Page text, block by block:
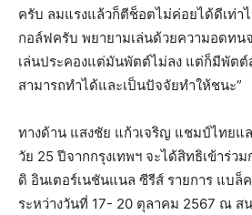
ครับ ลมแรงแล้วก็ตีช็อตไม่ค่อยได้ดีเท่า
กอล์ฟครับ พยายามเล่นด้วยความอดทน
เล่นประคองแต่มันพัตต์ไม่ลง แต่ก็มีพัต
สามารถทำได้และเป็นปัจจัยทำให้ชนะ”
ทางด้าน แสงชัย แก้วเจริญ แชมป์ไทยแ
วัย 25 ปีจากกรุงเทพฯ จะได้สิทธิเข้าร่ว
ดิ อินเตอร์เนชันแนล ซีรีส์ รายการ แบล็
ระหว่างวันที่ 17- 20 ตุลาคม 2567 ณ ส